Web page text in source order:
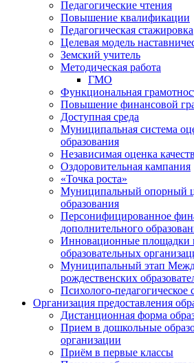
Педагогические чтения
Повышение квалификации
Педагогическая стажировка
Целевая модель
Земский учитель
Методическая работа
ГМО
Функциональная
Повышение финансовой
Доступная среда
Муниципальная система
образования
Независимая оценка
Оздоровительная кампания
«Точка роста»
Муниципальный опорный
образования
Персонифицированное
дополнительного
Инновационные площадки
образовательных
Муниципальный этап
рождественских
Психолого-педагогическое
Организация предоставления
Дистанционная форма
Прием в дошкольные
организации
Приём в первые классы